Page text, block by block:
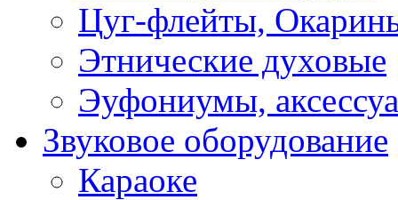
Цуг-флейты,
Этнические духовые
Эуфониумы,
Звуковое оборудование
Караоке